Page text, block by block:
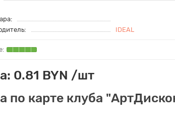
IDEAL
0.81 BYN /шт
по карте клуба